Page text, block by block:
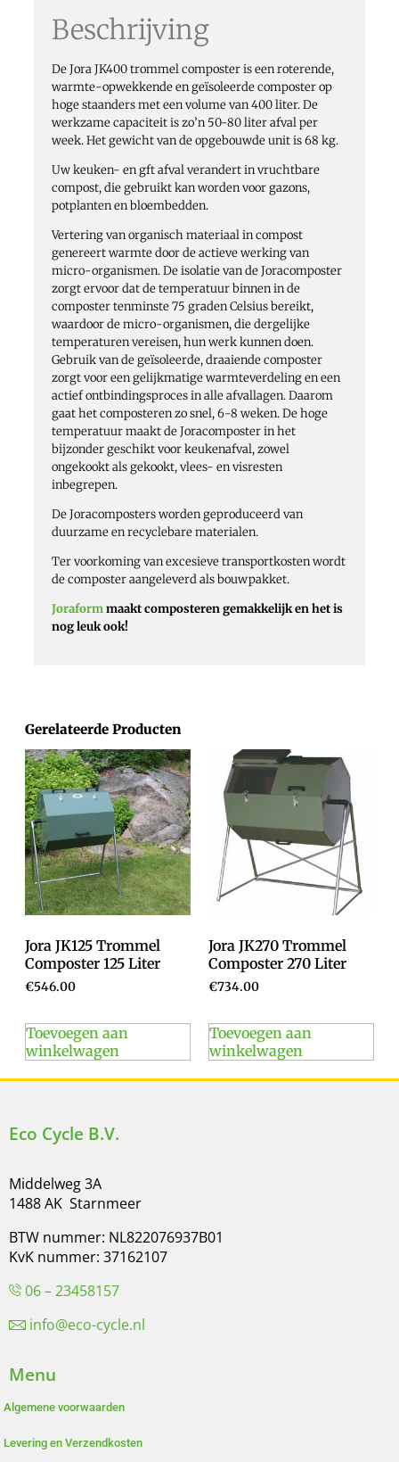
Gerelateerde Producten
Jora JK125 Trommel
Composter 125 Liter
€546.00
Toevoegen aan
winkelwagen
Jora JK270 Trommel
Composter 270 Liter
€734.00
Toevoegen aan
winkelwagen
Beschrijving
De Jora JK400 trommel composter is een roterende,
warmte-opwekkende en geïsoleerde composter op
hoge staanders met een volume van 400 liter. De
werkzame capaciteit is zo’n 50-80 liter afval per
week. Het gewicht van de opgebouwde unit is 68 kg.
Uw keuken- en gft afval verandert in vruchtbare
compost, die gebruikt kan worden voor gazons,
potplanten en bloembedden.
Vertering van organisch materiaal in compost
genereert warmte door de actieve werking van
micro-organismen. De isolatie van de Joracomposter
zorgt ervoor dat de temperatuur binnen in de
composter tenminste 75 graden Celsius bereikt,
waardoor de micro-organismen, die dergelijke
temperaturen vereisen, hun werk kunnen doen.
Gebruik van de geïsoleerde, draaiende composter
zorgt voor een gelijkmatige warmteverdeling en een
actief ontbindingsproces in alle afvallagen. Daarom
gaat het composteren zo snel, 6-8 weken. De hoge
temperatuur maakt de Joracomposter in het
bijzonder geschikt voor keukenafval, zowel
ongekookt als gekookt, vlees- en visresten
inbegrepen.
De Joracomposters worden geproduceerd van
duurzame en recyclebare materialen.
Ter voorkoming van excesieve transportkosten wordt
de composter aangeleverd als bouwpakket.
Joraformmaakt composteren gemakkelijk en het is
nog leuk ook!
Eco Cycle B.V.
Middelweg 3A
1488 AK Starnmeer
BTW nummer: NL822076937B01
KvK nummer: 37162107
06 – 23458157
info@eco-cycle.nl
Menu
Algemene voorwaarden
Levering en Verzendkosten